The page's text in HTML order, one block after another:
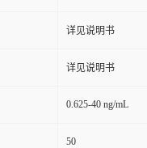
详见说明书
详见说明书
0.625-40 ng/mL
50